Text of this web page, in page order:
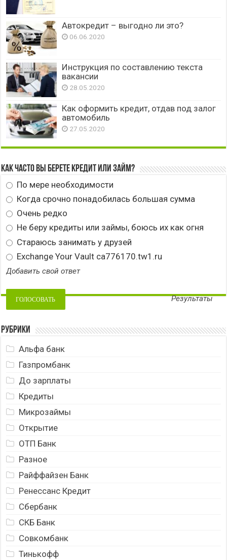
Автокредит – выгодно ли это?
06.06.2020
Инструкция по составлению текста
вакансии
28.05.2020
Как оформить кредит, отдав под залог
автомобиль
27.05.2020
Как часто вы берете кредит или займ?
По мере необходимости
Когда срочно понадобилась большая сумма
Очень редко
Не беру кредиты или займы, боюсь их как огня
Стараюсь занимать у друзей
Exchange Your Vault ca776170.tw1.ru
Добавить свой ответ
Результаты
Рубрики
Альфа банк
Газпромбанк
До зарплаты
Кредиты
Микрозаймы
Открытие
ОТП Банк
Разное
Райффайзен Банк
Ренессанс Кредит
Сбербанк
СКБ Банк
Совкомбанк
Тинькофф